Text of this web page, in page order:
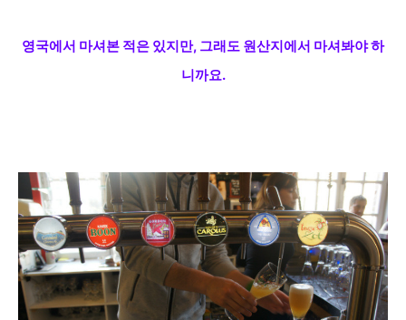
영국에서 마셔본 적은 있지만, 그래도 원산지에서 마셔봐야 하
니까요.